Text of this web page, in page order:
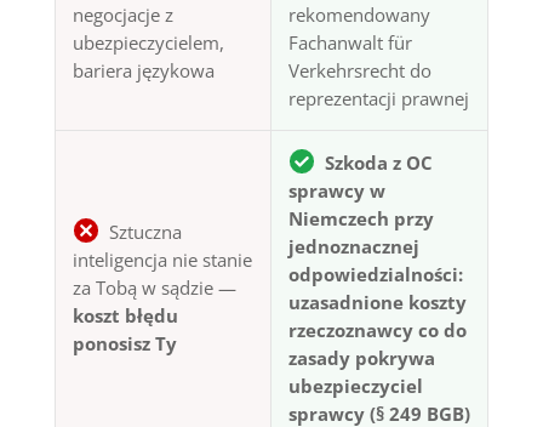
negocjacje z
ubezpieczycielem,
bariera językowa
rekomendowany
Fachanwalt für
Verkehrsrecht do
reprezentacji prawnej
Sztuczna
inteligencja nie stanie
za Tobą w sądzie —
koszt błędu
ponosisz Ty
Szkoda z OC
sprawcy w
Niemczech przy
jednoznacznej
odpowiedzialności:
uzasadnione koszty
rzeczoznawcy co do
zasady pokrywa
ubezpieczyciel
sprawcy (§ 249 BGB)